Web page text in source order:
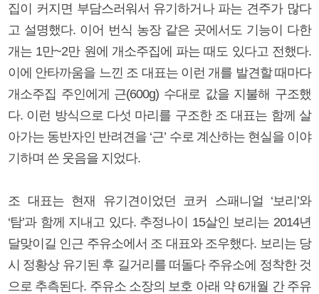
집이 커지면 부담스러워서 유기하거나 파는 견주가 많다
고 설명했다. 이어 번식 농장 같은 곳에서도 기능이 다한
개는 1만~2만 원에 개소주집에 파는 때도 있다고 전했다.
이에 안타까움을 느낀 조 대표는 이런 개를 발견할 때마다
개소주집 주인에게 근(600g) 수대로 값을 지불해 구조했
다. 이런 방식으로 다섯 마리를 구조한 조 대표는 함께 살
아가는 동반자인 반려견을 ‘근’ 수로 계산하는 현실을 이야
기하며 쓴 웃음을 지었다.
조 대표는 현재 유기견이었던 코커 스패니얼 ‘보리’와
‘탐’과 함께 지내고 있다. 추정나이 15살인 보리는 2014년
달맞이길 인근 주유소에서 조 대표와 조우했다. 보리는 당
시 정황상 유기된 후 길거리를 떠돌다 주유소에 정착한 것
으로 추측된다. 주유소 소장의 보호 아래 약 6개월 간 주유